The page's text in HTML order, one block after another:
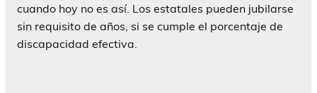
cuando hoy no es así. Los estatales pueden jubilarse
sin requisito de años, si se cumple el porcentaje de
discapacidad efectiva.